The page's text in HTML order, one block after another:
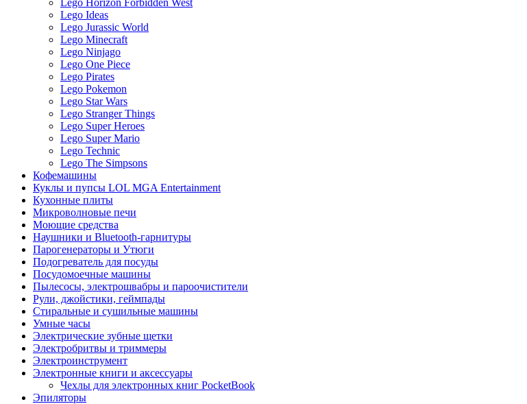
Lego Horizon Forbidden West
Lego Ideas
Lego Jurassic World
Lego Minecraft
Lego Ninjago
Lego One Piece
Lego Pirates
Lego Pokemon
Lego Star Wars
Lego Stranger Things
Lego Super Heroes
Lego Super Mario
Lego Technic
Lego The Simpsons
Кофемашины
Куклы и пупсы LOL MGA Entertainment
Кухонные плиты
Микроволновые печи
Моющие средства
Наушники и Bluetooth-гарнитуры
Парогенераторы и Утюги
Подогреватель для посуды
Посудомоечные машины
Пылесосы, электрошвабры и пароочистители
Рули, джойстики, геймпады
Стиральные и сушильные машины
Умные часы
Электрические зубные щетки
Электробритвы и триммеры
Электроинструмент
Электронные книги и аксессуары
Чехлы для электронных книг PocketBook
Эпиляторы